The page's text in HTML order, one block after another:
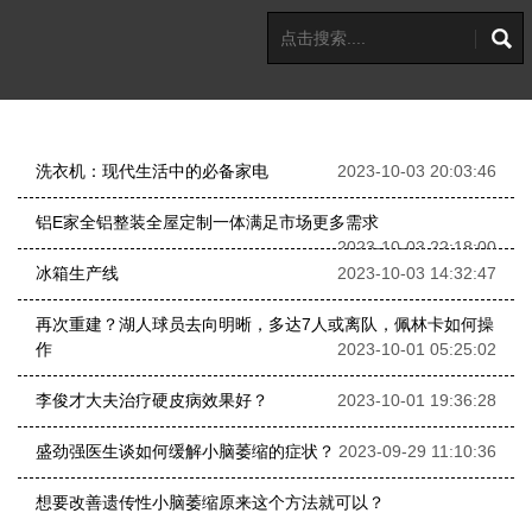
洗衣机：现代生活中的必备家电 2023-10-03 20:03:46
铝E家全铝整装全屋定制一体满足市场更多需求
2023-10-03 22:18:00
冰箱生产线
2023-10-03 14:32:47
再次重建？湖人球员去向明晰，多达7人或离队，佩林卡如何操
作
2023-10-01 05:25:02
李俊才大夫治疗硬皮病效果好？ 2023-10-01 19:36:28
盛劲强医生谈如何缓解小脑萎缩的症状？ 2023-09-29 11:10:36
想要改善遗传性小脑萎缩原来这个方法就可以？